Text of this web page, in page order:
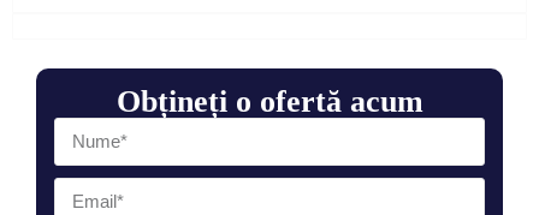
Obțineți o ofertă acum